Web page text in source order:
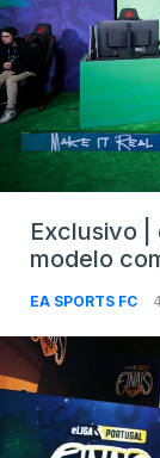
Exclusivo
modelo
EA SPORTS FC